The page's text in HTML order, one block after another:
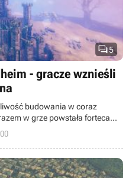
5
- gracze wznieśli
budowania w coraz
w grze powstała forteca